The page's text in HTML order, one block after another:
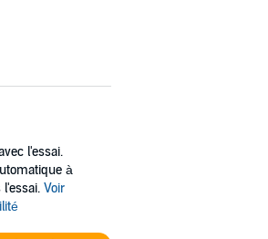
l'essai.
à
Voir